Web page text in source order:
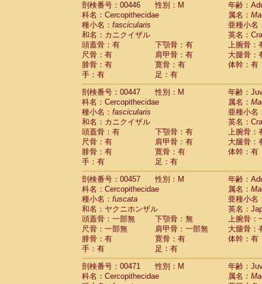
剖検番号：00446
性別：M
年齢：
科名：Cercopithecidae
属名：
種小名： fascicularis
亜種小名
和名：カニクイザル
英名：
頭蓋骨：有
下顎骨：有
上腕骨：
尺骨：有
肩甲骨：有
大腿骨：
腓骨：有
寛骨：有
体幹：有
手：有
足：有
剖検番号：00447
性別：M
年齢：
科名：Cercopithecidae
属名：
種小名： fascicularis
亜種小名
和名：カニクイザル
英名：
頭蓋骨：有
下顎骨：有
上腕骨：
尺骨：有
肩甲骨：有
大腿骨：
腓骨：有
寛骨：有
体幹：有
手：有
足：有
剖検番号：00457
性別：M
年齢：
科名：Cercopithecidae
属名：
種小名： fuscata
亜種小名
和名：ヤクニホンザル
英名：
頭蓋骨：一部無
下顎骨：無
上腕骨：
尺骨：一部無
肩甲骨：一部無
大腿骨：
腓骨：有
寛骨：有
体幹：有
手：有
足：有
剖検番号：00471
性別：M
年齢：
科名：Cercopithecidae
属名：